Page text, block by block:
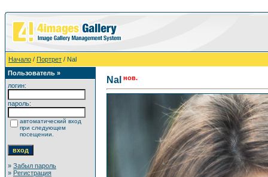
Начало / Портрет / Nal
Пользователь »
логин:
пароль:
автоматический вход
при следующем
посещении.
» Забыл пароль
» Регистрация
Nal нов.